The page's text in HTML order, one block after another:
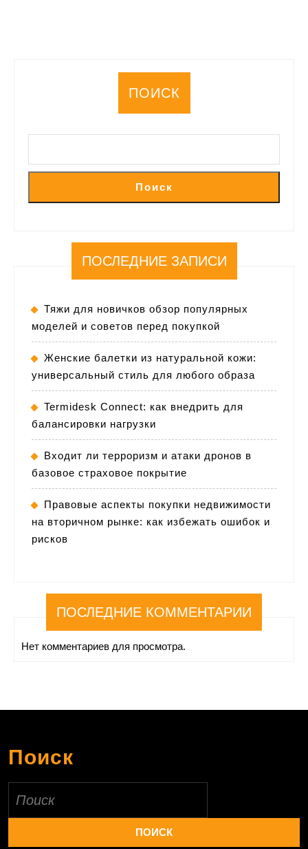
ПОИСК
Поиск
ПОСЛЕДНИЕ ЗАПИСИ
Тяжи для новичков обзор популярных
моделей и советов перед покупкой
Женские балетки из натуральной кожи:
универсальный стиль для любого образа
Termidesk Connect: как внедрить для
балансировки нагрузки
Входит ли терроризм и атаки дронов в
базовое страховое покрытие
Правовые аспекты покупки недвижимости
на вторичном рынке: как избежать ошибок и
рисков
ПОСЛЕДНИЕ КОММЕНТАРИИ
Нет комментариев для просмотра.
Поиск